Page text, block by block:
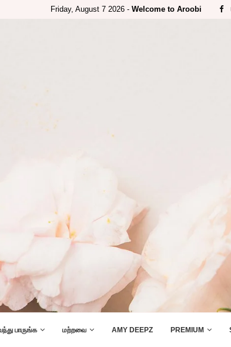
Friday, August 7 2026 - Welcome to Aroobi
பாருங்க மற்றவை AMY DEEPZ PREMIUM